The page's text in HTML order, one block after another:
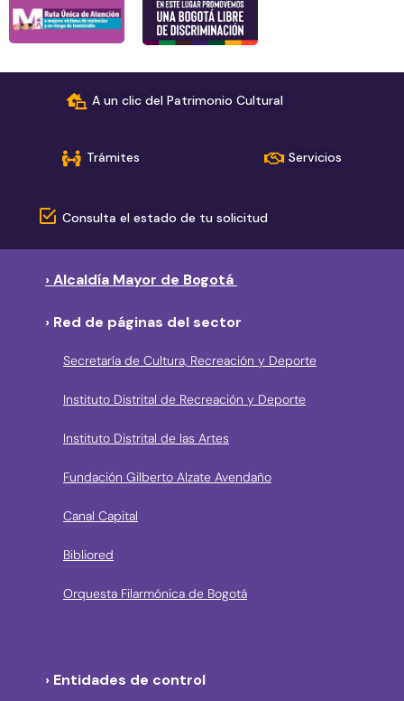
A un clic del Patrimonio Cultural
Trámites Servicios
Consulta el estado de tu solicitud
› Alcaldía Mayor de Bogotá
› Red de páginas del sector
Secretaría de Cultura, Recreación y Deporte
Instituto Distrital de Recreación y Deporte
Instituto Distrital de las Artes
Fundación Gilberto Alzate Avendaño
Canal Capital
Bibliored
Orquesta Filarmónica de Bogotá
› Entidades de control